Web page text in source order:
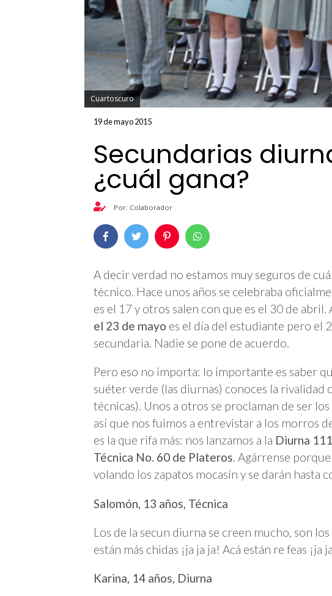
Cuartoscuro
19 de mayo 2015
Secundarias
¿cuál gana?
Por: Colaborador
A decir verdad no estamos muy seguros de
técnico. Hace unos años se celebraba
es el 17 y otros salen con que es el 30 de
el 23 de mayo es el día del estudiante pero el
secundaria. Nadie se pone de acuerdo.
Pero eso no importa: lo importante es saber
suéter verde (las diurnas) conoces la rivalidad
técnicas). Unos a otros se proclaman de ser
así que nos fuimos a entrevistar a los morros
es la que rifa más: nos lanzamos a la Diurna
Técnica No. 60 de Plateros. Agárrense
volando los zapatos mocasín y se darán hasta
Salomón, 13 años, Técnica
Los de la secun diurna se creen mucho, son
están más chidas ¡ja ja ja! Acá están re feas ¡ja
Karina, 14 años, Diurna